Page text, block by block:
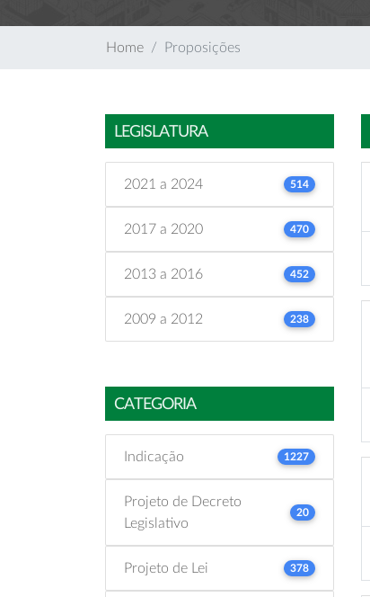
Home Proposições
LEGISLATURA
2021 a 2024 514
2017 a 2020 470
2013 a 2016 452
2009 a 2012 238
CATEGORIA
Indicação 1227
Projeto de Decreto
Legislativo
20
Projeto de Lei 378